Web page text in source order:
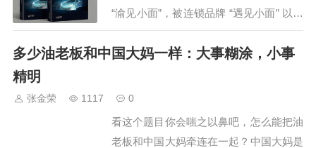
“渝见小面”，被连锁品牌 “遇见小面” 以商
标侵权为由告上法庭，索赔 1 万元。老板
娘辩解说：我就是重庆人，“渝”是重庆的
多少油老板和中国大妈一样：大事糊涂，小事
精明
张金荣 1117 0
看这个题目你会嗤之以鼻吧，怎么能把油
老板和中国大妈牵连在一起？中国大妈是